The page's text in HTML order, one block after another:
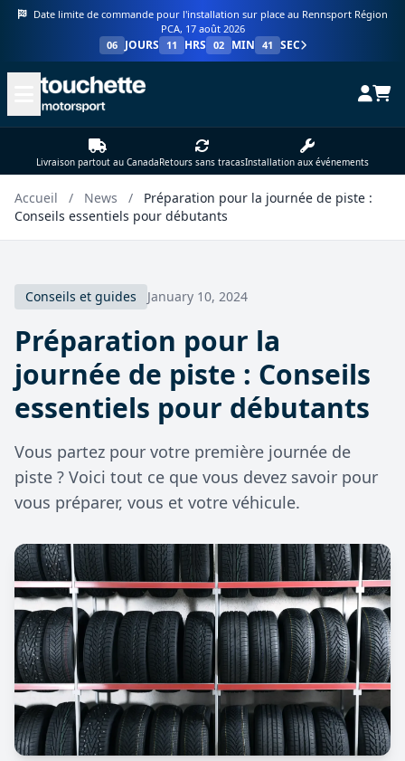
Date limite de commande pour l'installation sur place au Rennsport Région
PCA, 17 août 2026
06
JOURS 11 HRS 02 MIN 40 SEC
Livraison partout au CanadaRetours sans tracasInstallation aux événements
Accueil / News /
Préparation pour la journée de piste :
Conseils essentiels pour débutants
Conseils et guides January 10, 2024
Préparation pour la
journée de piste : Conseils
essentiels pour débutants
Vous partez pour votre première journée de
piste ? Voici tout ce que vous devez savoir pour
vous préparer, vous et votre véhicule.